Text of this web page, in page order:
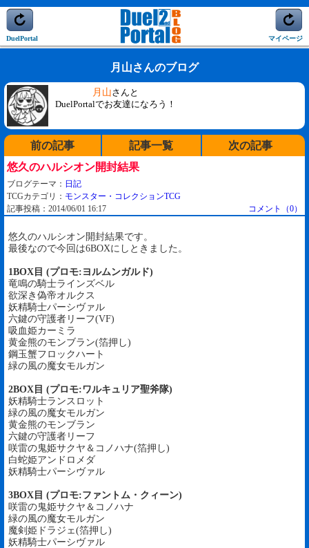
DuelPortal マイページ
月山さんのブログ
月山さんと
DuelPortalでお友達になろう！
前の記事 記事一覧
次の記事
悠久のハルシオン開封結果
ブログテーマ： 日記
TCGカテゴリ： モンスター・コレクションTCG
記事投稿：2014/06/01 16:17
コメント（0）
悠久のハルシオン開封結果です。
最後なので今回は6BOXにしときました。
1BOX目 (プロモ:ヨルムンガルド)
竜鳴の騎士ラインズベル
欲深き偽帝オルクス
妖精騎士パーシヴァル
六鍵の守護者リーフ(VF)
吸血姫カーミラ
黄金熊のモンブラン(箔押し)
鋼玉蟹フロックハート
緑の風の魔女モルガン
2BOX目 (プロモ:ワルキュリア聖斧隊)
妖精騎士ランスロット
緑の風の魔女モルガン
黄金熊のモンブラン
六鍵の守護者リーフ
咲雷の鬼姫サクヤ＆コノハナ(箔押し)
白蛇姫アンドロメダ
妖精騎士パーシヴァル
3BOX目 (プロモ:ファントム・クィーン)
咲雷の鬼姫サクヤ＆コノハナ
緑の風の魔女モルガン
魔剣姫ドラジェ(箔押し)
妖精騎士パーシヴァル